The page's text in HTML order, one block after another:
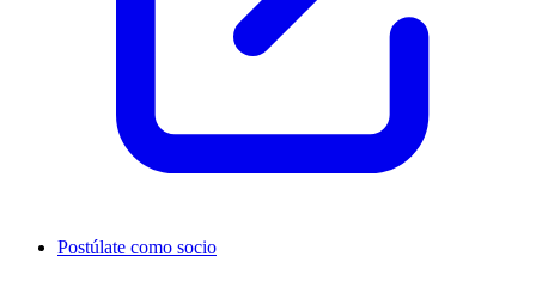
Postúlate como socio